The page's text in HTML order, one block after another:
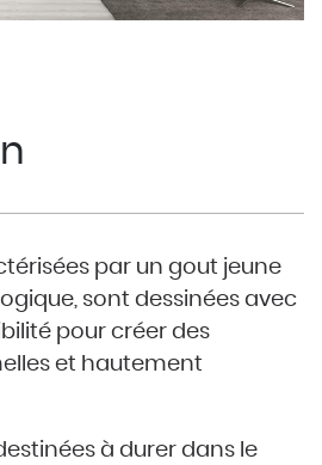
par un gout jeune
sont dessinées avec
pour créer des
et hautement
à durer dans le